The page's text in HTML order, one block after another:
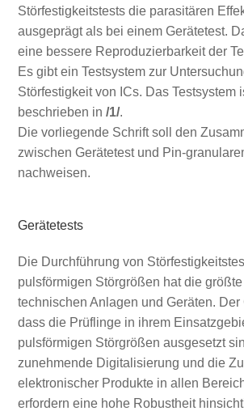
Störfestigkeitstests die parasitären
ausgeprägt als bei einem Gerätetest.
eine bessere Reproduzierbarkeit der
Es gibt ein Testsystem zur
Störfestigkeit von ICs. Das Testsystem
beschrieben in /1/.
Die vorliegende Schrift soll den
zwischen Gerätetest und Pin-
nachweisen.
Gerätetests
Die Durchführung von
pulsförmigen Störgrößen hat die
technischen Anlagen und Geräten. Der
dass die Prüflinge in ihrem
pulsförmigen Störgrößen ausgesetzt
zunehmende Digitalisierung und die
elektronischer Produkte in allen
erfordern eine hohe Robustheit